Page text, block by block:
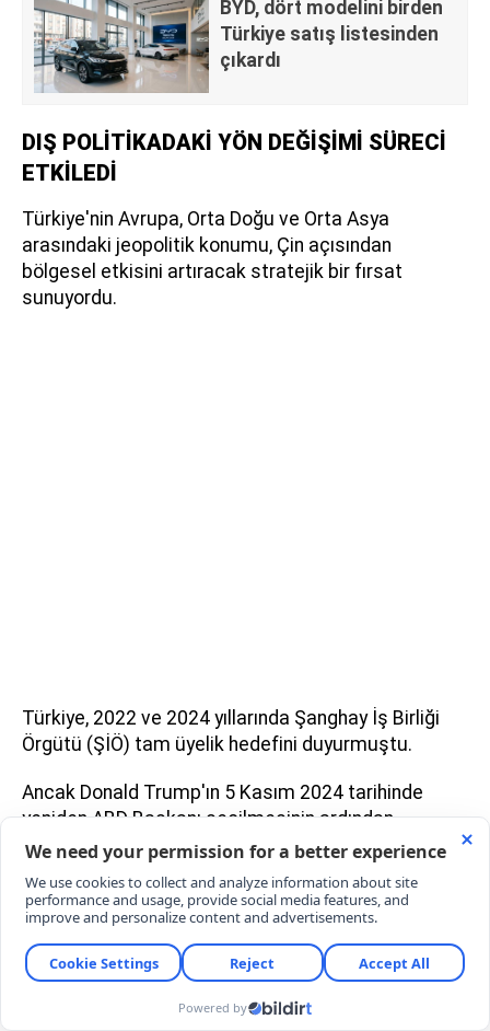
BYD, dört modelini birden
Türkiye satış listesinden
çıkardı
DIŞ POLİTİKADAKİ YÖN DEĞİŞİMİ SÜRECİ
ETKİLEDİ
Türkiye'nin Avrupa, Orta Doğu ve Orta Asya
arasındaki jeopolitik konumu, Çin açısından
bölgesel etkisini artıracak stratejik bir fırsat
sunuyordu.
Türkiye, 2022 ve 2024 yıllarında Şanghay İş Birliği
Örgütü (ŞİÖ) tam üyelik hedefini duyurmuştu.
Ancak Donald Trump'ın 5 Kasım 2024 tarihinde
yeniden ABD Başkanı seçilmesinin ardından
Ankara'nın dış politika önceliği değişti.
Türkiye, diplomatik alanda Washington ile ilişkileri
normalleştirmeye, CAATSA yaptırımlarını
kaldırmaya ve F-35 ile F-16 dosyalarını çözmeye
odaklandı.
ABD ile ilişkilerin ön plana çıkması, Çin ile